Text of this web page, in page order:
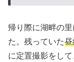
帰り際に湖畔の
た。残っていた
に定置撮影をして